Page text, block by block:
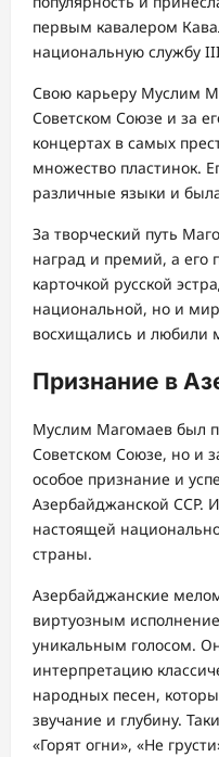
первым кавалером
национальную службу
Свою карьеру Муслим
Советском Союзе и за
концертах в самых
множество пластинок.
различные языки и
За творческий путь
наград и премий, а его
карточкой русской
национальной, но и
восхищались и любили
Признание в
Муслим Магомаев был
Советском Союзе, но и
особое признание и
Азербайджанской ССР.
настоящей
страны.
Азербайджанские
виртуозным
уникальным голосом.
интерпретацию
народных песен,
звучание и глубину.
«Горят огни», «Не